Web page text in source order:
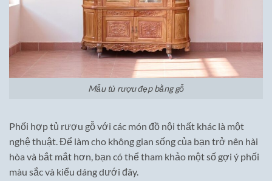
Mẫu tủ rượu đẹp bằng gỗ
Phối hợp tủ rượu gỗ với các món đồ nội thất khác là một
nghệ thuật. Để làm cho không gian sống của bạn trở nên hài
hòa và bắt mắt hơn, bạn có thể tham khảo một số gợi ý phối
màu sắc và kiểu dáng dưới đây.